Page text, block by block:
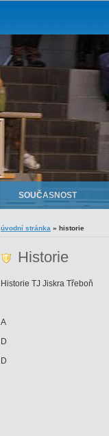
SOUČASNOST
úvodní stránka » historie
Historie
Historie TJ Jiskra Třeboň
A
D
D